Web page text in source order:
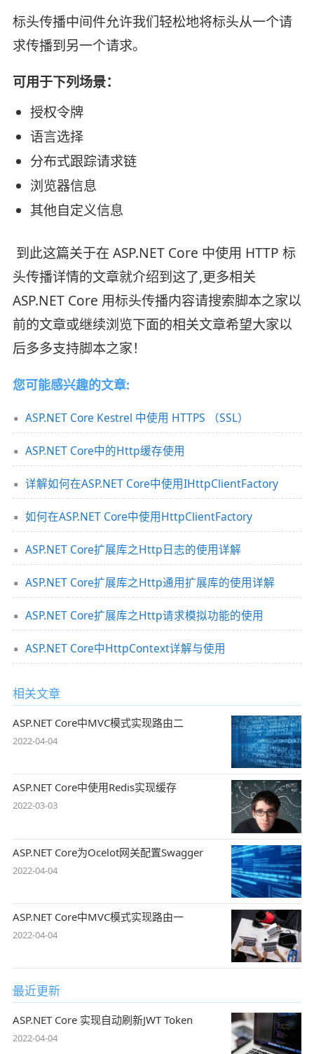
标头传播中间件允许我们轻松地将标头从一个请
求传播到另一个请求。
可用于下列场景：
授权令牌
语言选择
分布式跟踪请求链
浏览器信息
其他自定义信息
到此这篇关于在 ASP.NET Core 中使用 HTTP 标
头传播详情的文章就介绍到这了,更多相关
ASP.NET Core 用标头传播内容请搜索脚本之家以
前的文章或继续浏览下面的相关文章希望大家以
后多多支持脚本之家！
您可能感兴趣的文章:
ASP.NET Core Kestrel 中使用 HTTPS （SSL）
ASP.NET Core中的Http缓存使用
详解如何在ASP.NET Core中使用IHttpClientFactory
如何在ASP.NET Core中使用HttpClientFactory
ASP.NET Core扩展库之Http日志的使用详解
ASP.NET Core扩展库之Http通用扩展库的使用详解
ASP.NET Core扩展库之Http请求模拟功能的使用
ASP.NET Core中HttpContext详解与使用
相关文章
ASP.NET Core中MVC模式实现路由二
2022-04-04
ASP.NET Core中使用Redis实现缓存
2022-03-03
ASP.NET Core为Ocelot网关配置Swagger
2022-04-04
ASP.NET Core中MVC模式实现路由一
2022-04-04
最近更新
ASP.NET Core 实现自动刷新JWT Token
2022-04-04